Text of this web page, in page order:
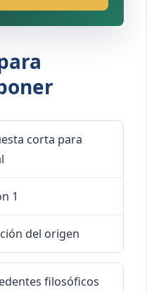
primero
corta para
1
del origen
filosóficos